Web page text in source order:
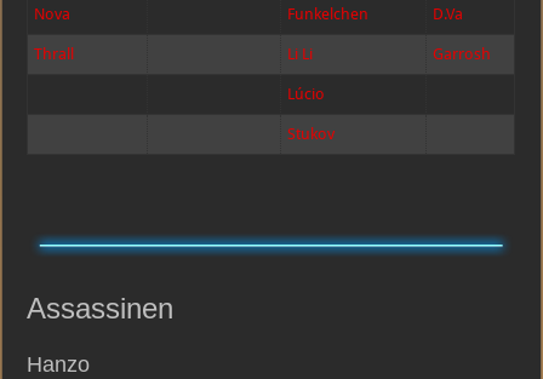
Nova Funkelchen D.Va
Thrall Li Li Garrosh
Lúcio
Stukov
Assassinen
Hanzo